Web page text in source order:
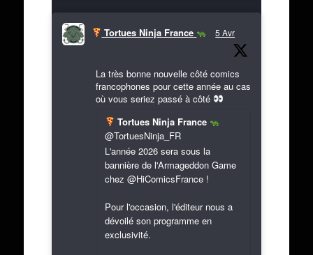
Tortues Ninja France 5 Avr
La très bonne nouvelle côté comics
francophones pour cette année au cas
où vous seriez passé à côté
Tortues Ninja France
@TortuesNinja_FR
L'année 2026 sera sous la
bannière de l'Armageddon Game
chez @HiComicsFrance !
Pour l'occasion, l'éditeur nous a
dévoilé son programme en
exclusivité.